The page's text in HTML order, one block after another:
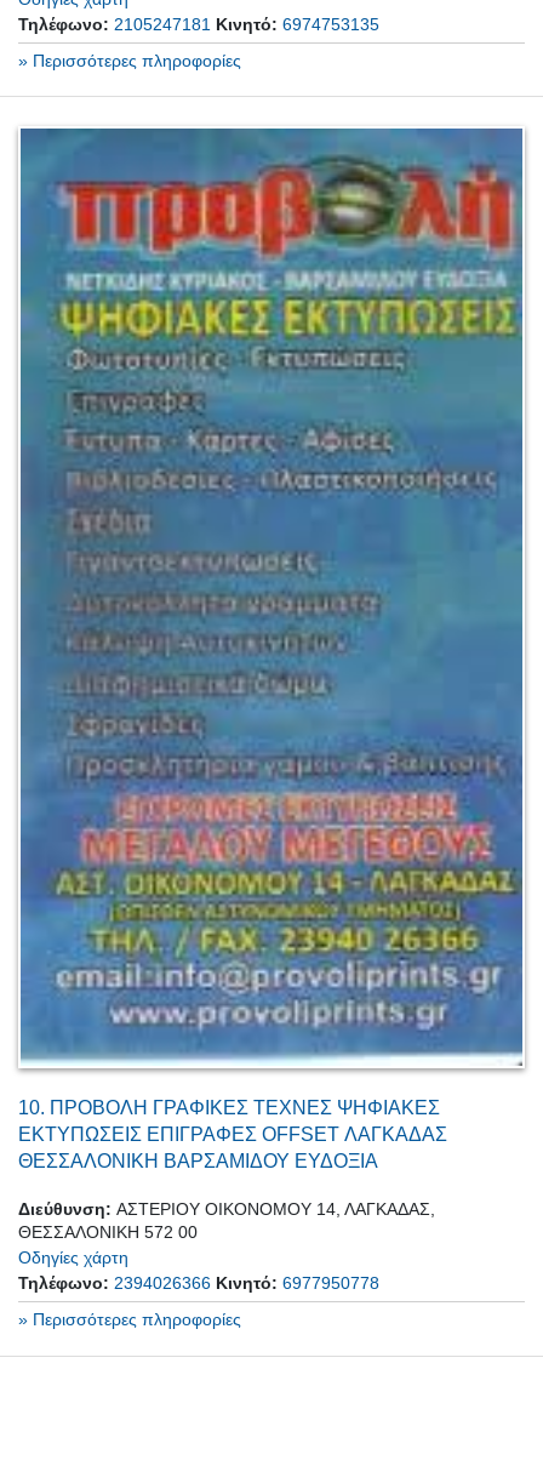
Τηλέφωνο: 2105247181 Κινητό: 6974753135
» Περισσότερες πληροφορίες
10. ΠΡΟΒΟΛΗ ΓΡΑΦΙΚΕΣ ΤΕΧΝΕΣ ΨΗΦΙΑΚΕΣ
ΕΚΤΥΠΩΣΕΙΣ ΕΠΙΓΡΑΦΕΣ OFFSET ΛΑΓΚΑΔΑΣ
ΘΕΣΣΑΛΟΝΙΚΗ ΒΑΡΣΑΜΙΔΟΥ ΕΥΔΟΞΙΑ
Διεύθυνση: ΑΣΤΕΡΙΟΥ ΟΙΚΟΝΟΜΟΥ 14, ΛΑΓΚΑΔΑΣ,
ΘΕΣΣΑΛΟΝΙΚΗ 572 00
Οδηγίες χάρτη
Τηλέφωνο: 2394026366 Κινητό: 6977950778
» Περισσότερες πληροφορίες